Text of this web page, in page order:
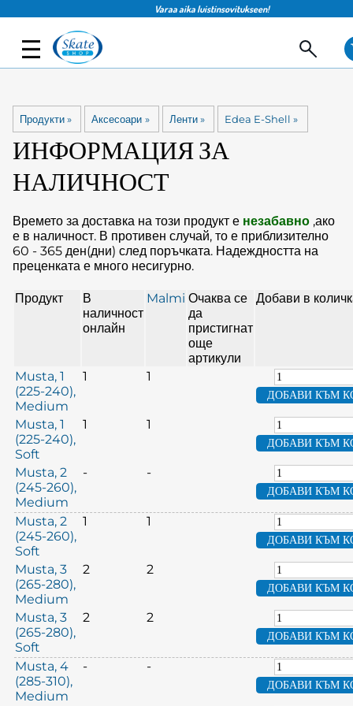
Varaa aika luistinsovitukseen!
Продукти‪» Аксесоари ‪» Ленти ‪» Edea E-Shell ‪»
ИНФОРМАЦИЯ ЗА
НАЛИЧНОСТ
Времето за доставка на този продукт е незабавно ,ако
е в наличност. В противен случай, то е приблизително
60 - 365 ден(дни) след поръчката. Надеждността на
преценката е много несигурно.
Продукт
В
наличност
онлайн
Malmi Очаква се
да
пристигнат
още
артикули
Добави в
Musta, 1
(225-240),
Medium
1 1
Musta, 1
(225-240),
Soft
1 1
Musta, 2
(245-260),
Medium
- -
Musta, 2
(245-260),
Soft
1 1
Musta, 3
(265-280),
Medium
2 2
Musta, 3
(265-280),
Soft
2 2
Musta, 4
(285-310),
Medium
- -